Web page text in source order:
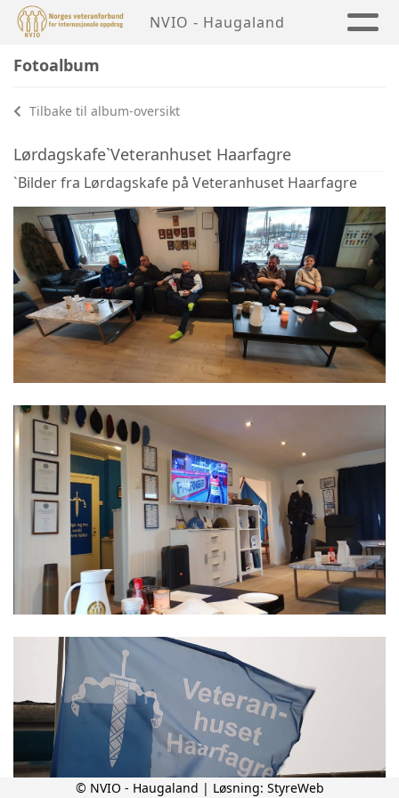
NVIO - Haugaland
Fotoalbum
Tilbake til album-oversikt
Lørdagskafe`Veteranhuset Haarfagre
`Bilder fra Lørdagskafe på Veteranhuset Haarfagre
© NVIO - Haugaland | Løsning: StyreWeb